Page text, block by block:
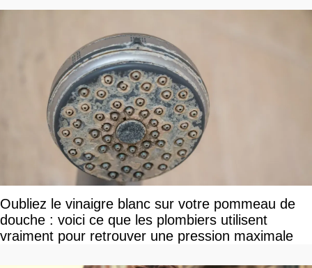
Oubliez le vinaigre blanc sur votre pommeau de
douche : voici ce que les plombiers utilisent
vraiment pour retrouver une pression maximale